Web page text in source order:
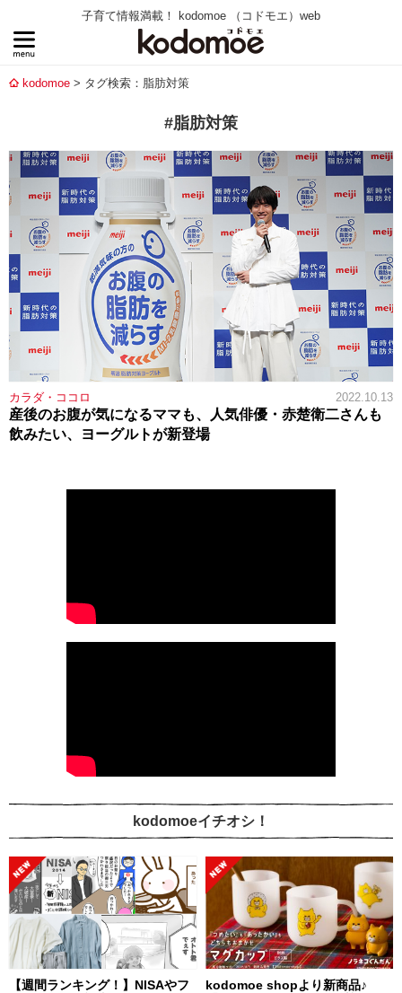
子育て情報満載！ kodomoe （コドモエ）web
kodomoe タグ検索：脂肪対策
#脂肪対策
カラダ・ココロ 2022.10.13
産後のお腹が気になるママも、人気俳優・赤楚衛二さんも
飲みたい、ヨーグルトが新登場
kodomoeイチオシ！
【週間ランキング！】NISAやフ
kodomoe shopより新商品♪